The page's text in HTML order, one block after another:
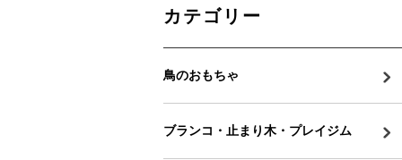
カテゴリー
鳥のおもちゃ
ブランコ・止まり木・プレイジム